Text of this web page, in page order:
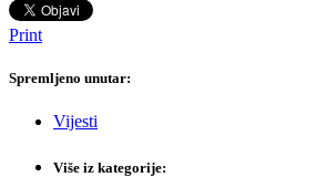
Print
Spremljeno unutar:
Vijesti
Više iz kategorije: